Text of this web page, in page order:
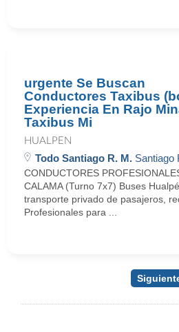
urgente Se Buscan
Conductores Taxibus
Experiencia En Rajo
Taxibus Mi
HUALPEN
Todo Santiago R. M. Santiago
CONDUCTORES
CALAMA (Turno 7x7) Buses
transporte privado de pasajeros,
Profesionales para ...